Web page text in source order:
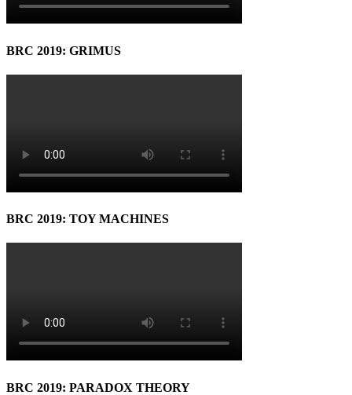
BRC 2019: GRIMUS
BRC 2019: TOY MACHINES
BRC 2019: PARADOX THEORY